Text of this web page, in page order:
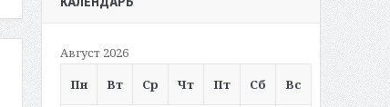
Август 2026
Пн
Вт Ср Чт Пт Сб Вс